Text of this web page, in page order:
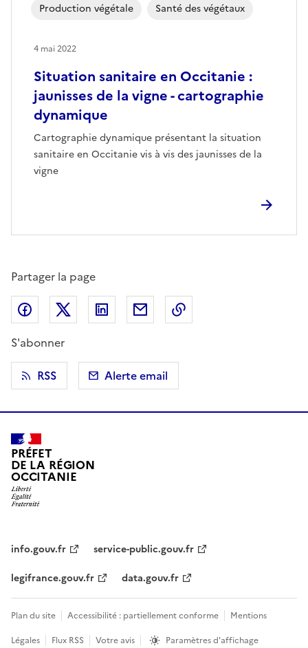
Situation sanitaire en Occitanie :
jaunisses de la vigne - cartographie
dynamique
Cartographie dynamique présentant la situation
sanitaire en Occitanie vis à vis des jaunisses de la
vigne
Production végétale Santé des végétaux
4 mai 2022
Partager la page
Partager sur Facebook
Partager sur X (anciennement Twitter)
Partager sur LinkedIn
Partager par email
S'abonner
RSS
Alerte email
PRÉFET
DE LA RÉGION
OCCITANIE
info.gouv.fr
service-public.gouv.fr
legifrance.gouv.fr
data.gouv.fr
Plan du site Accessibilité : partiellement conforme
Mentions
Légales
Flux RSS Votre avis Paramètres d'affichage